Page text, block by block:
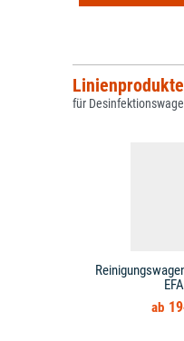
Linienprodukte
für